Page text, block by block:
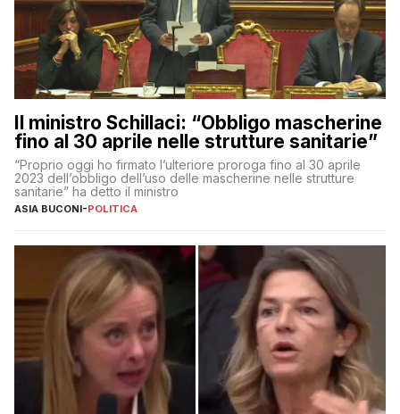
Il ministro Schillaci: “Obbligo mascherine
fino al 30 aprile nelle strutture sanitarie”
“Proprio oggi ho firmato l’ulteriore proroga fino al 30 aprile
2023 dell’obbligo dell’uso delle mascherine nelle strutture
sanitarie” ha detto il ministro
ASIA BUCONI-POLITICA